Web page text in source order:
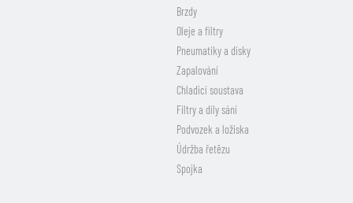
Brzdy
Oleje a filtry
Pneumatiky a disky
Zapalování
Chladicí soustava
Filtry a díly sání
Podvozek a ložiska
Údržba řetězu
Spojka